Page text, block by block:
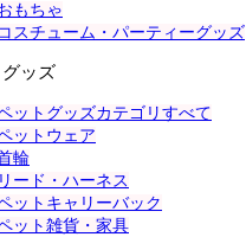
もちゃ
コスチューム・パーティーグッズ
ッズ
ットグッズカテゴリすべて
ットウェア
輪
リード・ハーネス
ットキャリーバック
ット雑貨・家具